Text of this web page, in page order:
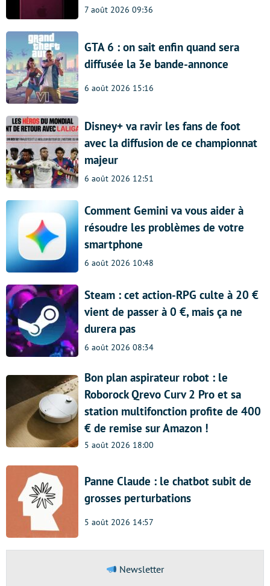
7 août 2026 09:36
GTA 6 : on sait enfin quand sera
diffusée la 3e bande-annonce
6 août 2026 15:16
Disney+ va ravir les fans de foot
avec la diffusion de ce championnat
majeur
6 août 2026 12:51
Comment Gemini va vous aider à
résoudre les problèmes de votre
smartphone
6 août 2026 10:48
Steam : cet action-RPG culte à 20 €
vient de passer à 0 €, mais ça ne
durera pas
6 août 2026 08:34
Bon plan aspirateur robot : le
Roborock Qrevo Curv 2 Pro et sa
station multifonction profite de 400
€ de remise sur Amazon !
5 août 2026 18:00
Panne Claude : le chatbot subit de
grosses perturbations
5 août 2026 14:57
Newsletter